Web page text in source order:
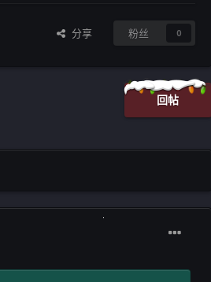
分享 粉丝 0
回帖